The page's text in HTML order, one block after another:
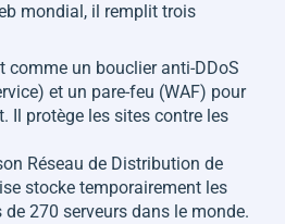
mondial, il remplit trois
comme un bouclier anti-DDoS
et un pare-feu (WAF) pour
Il protège les sites contre les
Réseau de Distribution de
stocke temporairement les
270 serveurs dans le monde.